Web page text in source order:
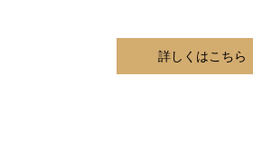
詳しくはこちら